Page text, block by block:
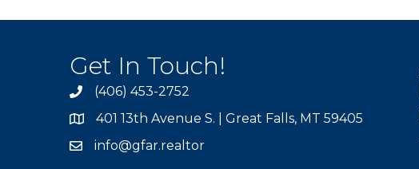
Get In Touch!
phone(406) 453-2752
map401 13th Avenue S. | Great Falls, MT 59405
info@gfar.realtor